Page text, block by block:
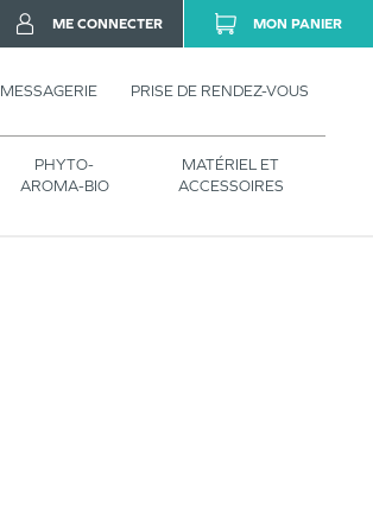
MESSAGERIE PRISE DE RENDEZ-VOUS
PHYTO-
AROMA-BIO
MATÉRIEL ET
ACCESSOIRES
ME CONNECTER MON PANIER